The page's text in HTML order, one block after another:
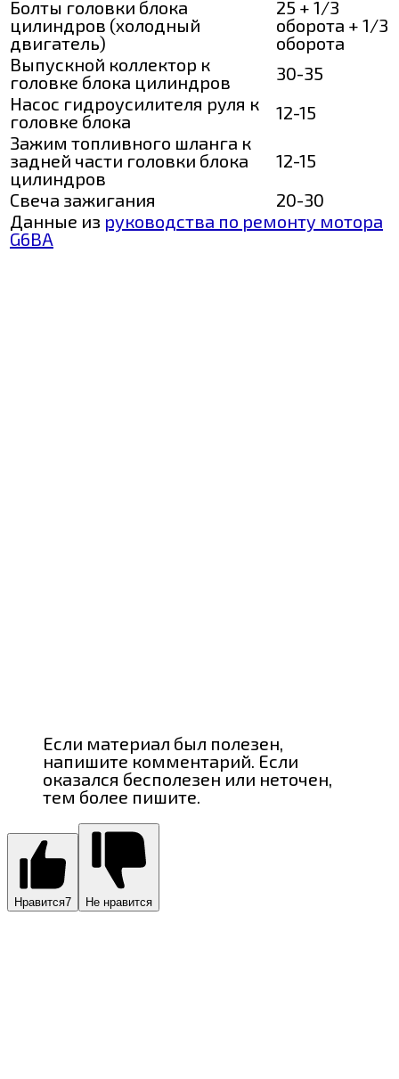
Болты головки блока
цилиндров (холодный
двигатель)
25 + 1/3
оборота + 1/3
оборота
Выпускной коллектор к
головке блока цилиндров
30-35
Насос гидроусилителя руля к
головке блока
12-15
Зажим топливного шланга к
задней части головки блока
цилиндров
12-15
Свеча зажигания
20-30
Данные из руководства по ремонту мотора
G6BA
Если материал был полезен,
напишите комментарий. Если
оказался бесполезен или неточен,
тем более пишите.
Нравится7 Не нравится